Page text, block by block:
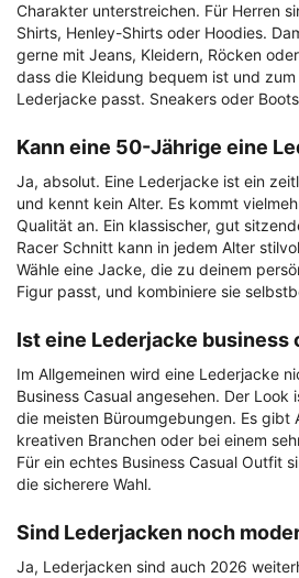
Charakter unterstreichen. Für Herren
Shirts, Henley-Shirts oder Hoodies.
gerne mit Jeans, Kleidern, Röcken
dass die Kleidung bequem ist und
Lederjacke passt. Sneakers oder
Kann eine 50-Jährige eine
Ja, absolut. Eine Lederjacke ist ein
und kennt kein Alter. Es kommt
Qualität an. Ein klassischer, gut
Racer Schnitt kann in jedem Alter
Wähle eine Jacke, die zu deinem
Figur passt, und kombiniere sie
Ist eine Lederjacke business
Im Allgemeinen wird eine Lederjacke
Business Casual angesehen. Der
die meisten Büroumgebungen. Es gibt
kreativen Branchen oder bei einem
Für ein echtes Business Casual Outfit
die sicherere Wahl.
Sind Lederjacken noch
Ja, Lederjacken sind auch 2026